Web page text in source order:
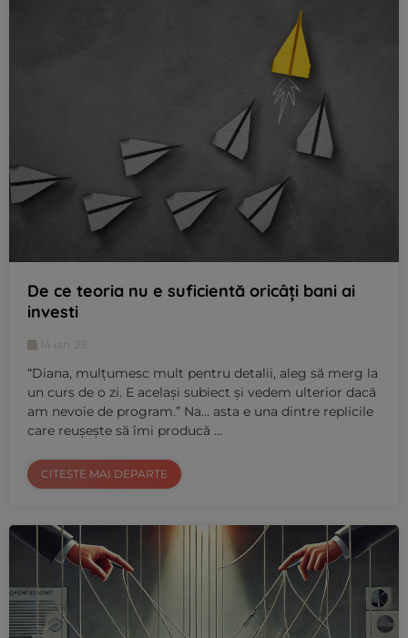
De ce teoria nu e suficientă oricâți bani ai
investi
14 ian. 25
“Diana, mulțumesc mult pentru detalii, aleg să merg la
un curs de o zi. E același subiect și vedem ulterior dacă
am nevoie de program.” Na… asta e una dintre replicile
care reușește să îmi producă …
CITEȘTE MAI DEPARTE